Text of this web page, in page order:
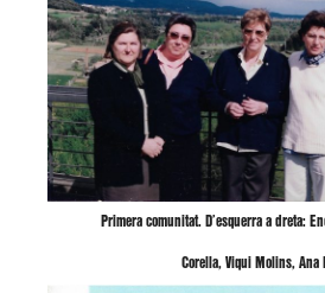
Primera comunitat. D’esquerra a dreta:
Corella, Viqui Molins, Ana